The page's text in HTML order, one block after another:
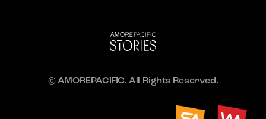
© AMOREPACIFIC. All Rights Reserved.